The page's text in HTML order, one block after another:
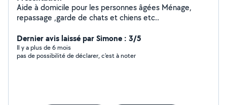
Aide à domicile pour les personnes âgées Ménage,
repassage ,garde de chats et chiens etc..
Dernier avis laissé par Simone : 3/5
Il y a plus de 6 mois
pas de possibilité de déclarer, c'est à noter